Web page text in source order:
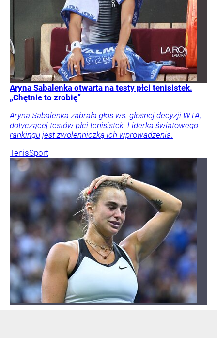
Aryna Sabalenka otwarta na testy płci tenisistek.
„Chętnie to zrobię”
Aryna Sabalenka zabrała głos ws. głośnej decyzji WTA,
dotyczącej testów płci tenisistek. Liderka światowego
rankingu jest zwolenniczką ich wprowadzenia.
TenisSport